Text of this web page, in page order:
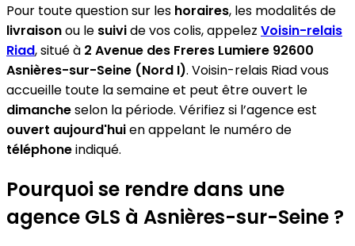
Pour toute question sur les horaires, les modalités de
livraisonou le suivide vos colis, appelez Voisin-relais
Riad, situé à 2 Avenue des Freres Lumiere 92600
Asnières-sur-Seine (Nord I). Voisin-relais Riad vous
accueille toute la semaine et peut être ouvert le
dimancheselon la période. Vérifiez si l’agence est
ouvert aujourd'huien appelant le numéro de
téléphoneindiqué.
Pourquoi se rendre dans une
agence GLS à Asnières-sur-Seine ?